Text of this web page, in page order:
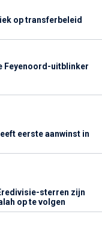
op transferbeleid
Feyenoord-uitblinker
eerste aanwinst in
sterren zijn
op te volgen